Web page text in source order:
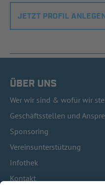
JETZT PROFIL
ÜBER UNS
Wer wir sind & wofür wir
Geschäftsstellen und
Sponsoring
Vereinsunterstützung
Infothek
Kontakt